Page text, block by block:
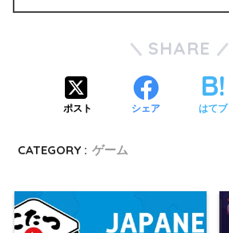
SHARE
ポスト シェア はてブ
CATEGORY : ゲーム